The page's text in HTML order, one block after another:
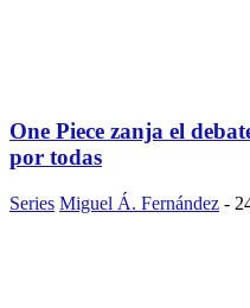
One Piece zanja el
por todas
Series Miguel Á. Fernández -